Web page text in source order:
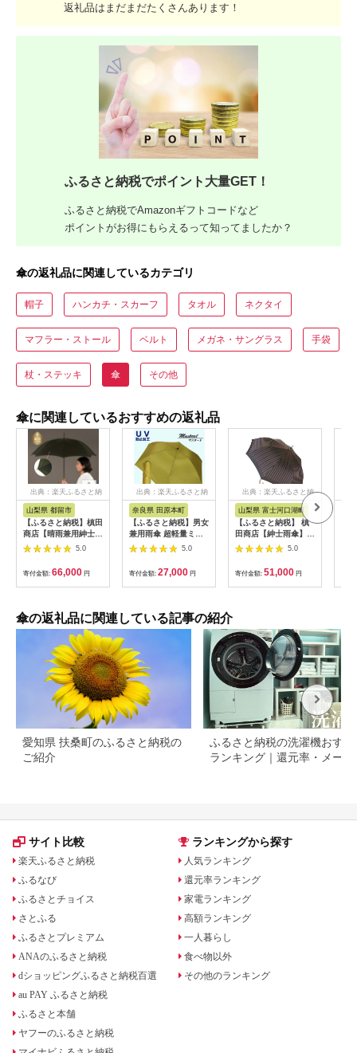
返礼品はまだまだたくさんあります！
ふるさと納税でポイント大量GET！
ふるさと納税でAmazonギフトコードなど
ポイントがお得にもらえるって知ってましたか？
傘の返礼品に関連しているカテゴリ
帽子 ハンカチ・スカーフ タオル ネクタイ
マフラー・ストール ベルト メガネ・サングラス 手袋
杖・ステッキ 傘 その他
傘に関連しているおすすめの返礼品
出典：楽天ふるさと納
山梨県 都留市
【ふるさと納税】槙田
商店【晴雨兼用紳士
傘】MAKITA
STANDARD (長傘 カ
ーキ)｜老舗の職人が
作る日本製のおしゃれ
な高級傘
5.0
寄付金額: 66,000 円
出典：楽天ふるさと納
奈良県 田原本町
【ふるさと納税】男女
兼用雨傘 超軽量ミニ
傘 136401 富士絹無
地 日本製 マスタード
／ まちづくり観光振
興機構 UV防止加工 紫
外線対策 全天候型 日
ト 奈良県 田原本町
5.0
寄付金額: 27,000 円
出典：楽天ふるさと納
税
山梨県 富士河口湖町
【ふるさと納税】 槙
田商店【紳士雨傘】長
傘 Tie Stripe×Plain
ワイン FAA5013
5.0
寄付金額: 51,000 円
傘の返礼品に関連している記事の紹介
愛知県 扶桑町のふるさと納税の
ご紹介
ふるさと納税の洗濯機おすす
ランキング｜還元率・メーカ
サイト比較
楽天ふるさと納税
ふるなび
ふるさとチョイス
さとふる
ふるさとプレミアム
ANAのふるさと納税
dショッピングふるさと納税百選
au PAY ふるさと納税
ふるさと本舗
ヤフーのふるさと納税
ランキングから探す
人気ランキング
還元率ランキング
家電ランキング
高額ランキング
一人暮らし
食べ物以外
その他のランキング